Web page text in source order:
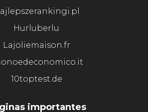
Hurluberlu
Lajoliemaison.fr
10toptest.de
importantes